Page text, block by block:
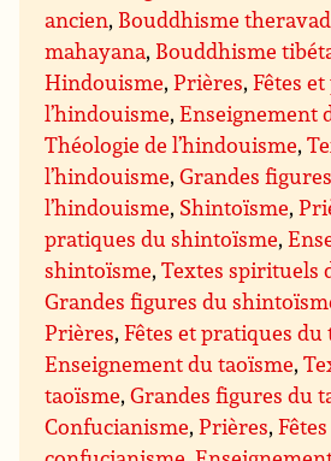
ancien, Bouddhisme
mahayana, Bouddhisme
Hindouisme,Prières,Fêtes
l’hindouisme,Enseignement
Théologie de l’hindouisme,
l’hindouisme,Grandes
l’hindouisme, Shintoïsme,
pratiques du shintoïsme,
shintoïsme,Textes spirituels
Grandes figures du
Prières,Fêtes et pratiques du
Enseignement du taoïsme,
taoïsme,Grandes figures du
Confucianisme,Prières,